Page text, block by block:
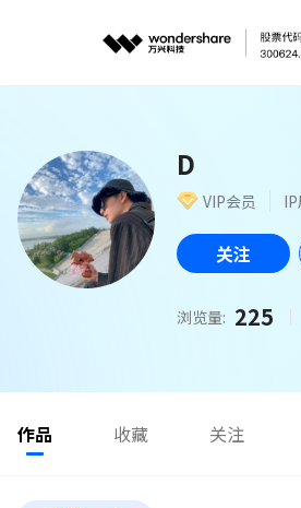
D
VIP会员
关注
浏览量: 225
作品 收藏 关注